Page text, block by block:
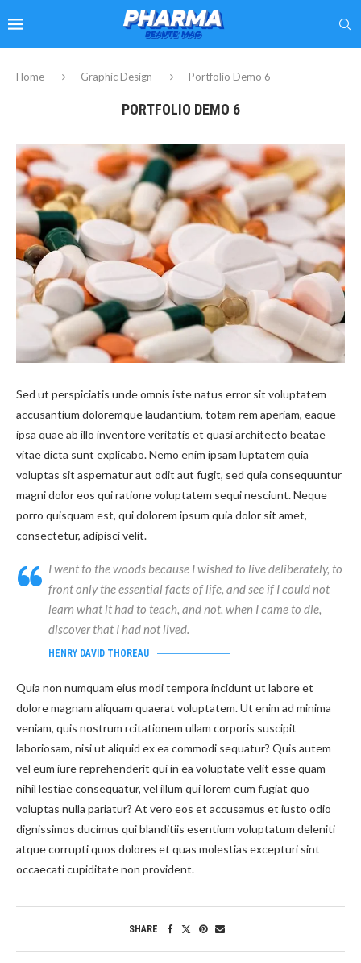
Home Graphic Design Portfolio Demo 6
PORTFOLIO DEMO 6
Sed ut perspiciatis unde omnis iste natus error sit voluptatem
accusantium doloremque laudantium, totam rem aperiam, eaque
ipsa quae ab illo inventore veritatis et quasi architecto beatae
vitae dicta sunt explicabo. Nemo enim ipsam luptatem quia
voluptas sit aspernatur aut odit aut fugit, sed quia consequuntur
magni dolor eos qui ratione voluptatem sequi nesciunt. Neque
porro quisquam est, qui dolorem ipsum quia dolor sit amet,
consectetur, adipisci velit.
I went to the woods because I wished to live deliberately, to
front only the essential facts of life, and see if I could not
learn what it had to teach, and not, when I came to die,
discover that I had not lived.
HENRY DAVID THOREAU
Quia non numquam eius modi tempora incidunt ut labore et
dolore magnam aliquam quaerat voluptatem. Ut enim ad minima
veniam, quis nostrum rcitationem ullam corporis suscipit
laboriosam, nisi ut aliquid ex ea commodi sequatur? Quis autem
vel eum iure reprehenderit qui in ea voluptate velit esse quam
nihil lestiae consequatur, vel illum qui lorem eum fugiat quo
voluptas nulla pariatur? At vero eos et accusamus et iusto odio
dignissimos ducimus qui blanditiis esentium voluptatum deleniti
atque corrupti quos dolores et quas molestias excepturi sint
occaecati cupiditate non provident.
SHARE